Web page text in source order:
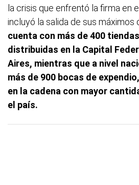
la crisis que enfrentó la firma en
incluyó la salida de sus máximos
cuenta con más de 400
distribuidas en la Capital
Aires, mientras que a nivel
más de 900 bocas de
en la cadena con mayor
el país.